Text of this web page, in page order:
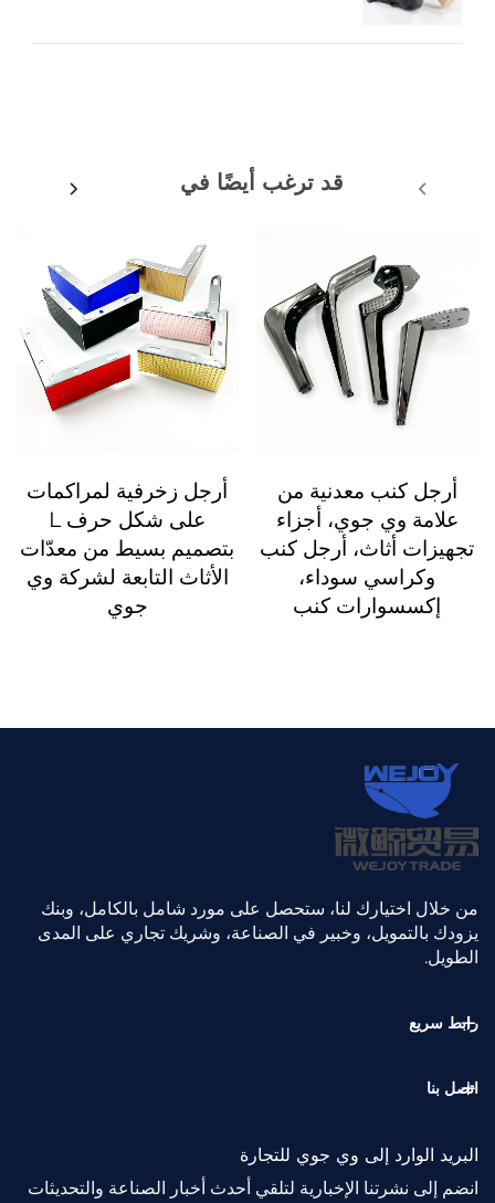
قد ترغب أيضًا في
أرجل كنب معدنية من
علامة وي جوي، أجزاء
تجهيزات أثاث، أرجل كنب
وكراسي سوداء،
إكسسوارات كنب
أرجل زخرفية لمراكمات
على شكل حرف L
بتصميم بسيط من معدّات
الأثاث التابعة لشركة وي
جوي
من خلال اختيارك لنا، ستحصل على مورد شامل بالكامل، وبنك
يزودك بالتمويل، وخبير في الصناعة، وشريك تجاري على المدى
الطويل.
رابط سريع
اتصل بنا
البريد الوارد إلى وي جوي للتجارة
انضم إلى نشرتنا الإخبارية لتلقي أحدث أخبار الصناعة والتحديثات